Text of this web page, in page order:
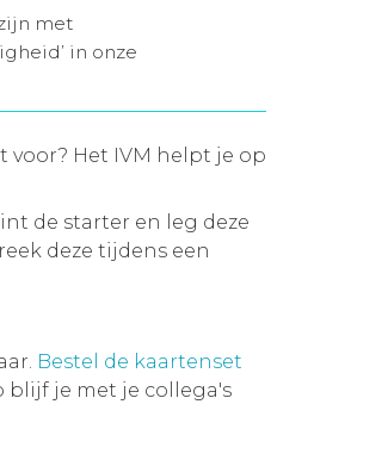
met
in onze
Het IVM helpt je op
de starter en leg deze
deze tijdens een
Bestel de kaartenset
blijf je met je collega's